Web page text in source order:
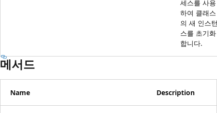
세스를 사용
하여 클래스
의 새 인스
스를 초기화
합니다.
메서드
Name Description